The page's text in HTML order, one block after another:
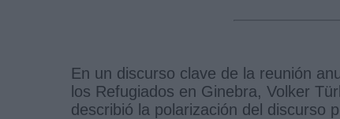
En un discurso clave de la reunión
los Refugiados en Ginebra, Volker
describió la polarización del discurso